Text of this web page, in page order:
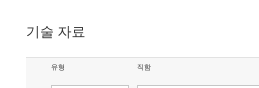
기술 자료